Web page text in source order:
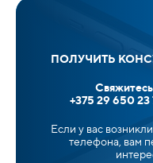
ПОЛУЧИТЬ
+375 29 650 23
Если у вас
телефона, вам